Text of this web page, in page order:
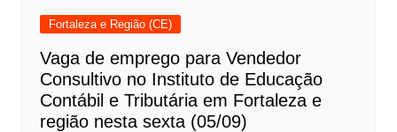
Fortaleza e Região (CE)
Vaga de emprego para Vendedor
Consultivo no Instituto de Educação
Contábil e Tributária em Fortaleza e
região nesta sexta (05/09)